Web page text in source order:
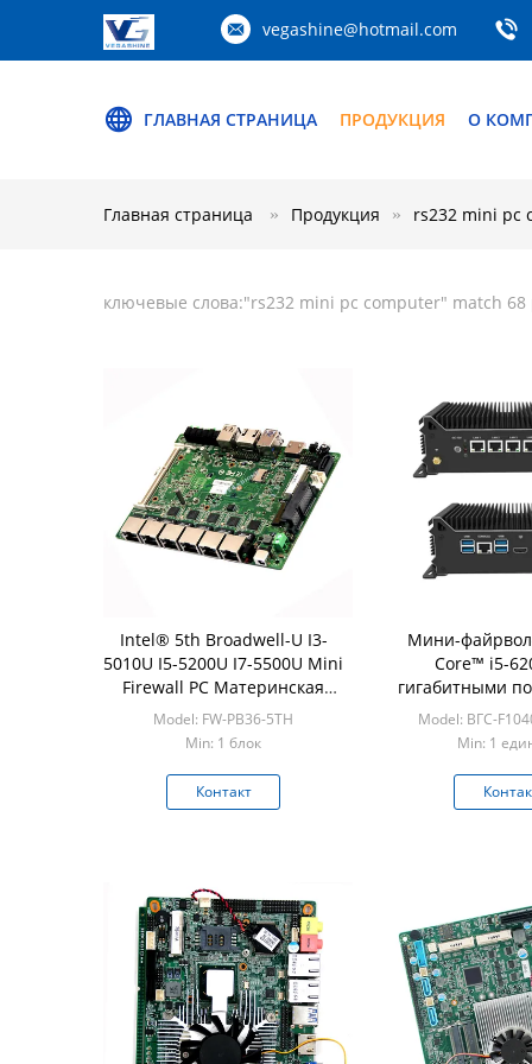
vegashine@hotmail.com
ГЛАВНАЯ СТРАНИЦА ПРОДУКЦИЯ О
Главная страница Продукция rs232 mini pc
ключевые слова:"rs232 mini pc computer" match
Intel® 5th Broadwell-U I3-
5010U I5-5200U I7-5500U Mini
Firewall PC Материнская
плата Поддержка AES-NI 3,5
"6 LAN
Model: FW-PB36-5TH
Min: 1 блок
Контакт
Мини-
Core™ i5-
гигабитными
Model: ВГС-
Min: 1